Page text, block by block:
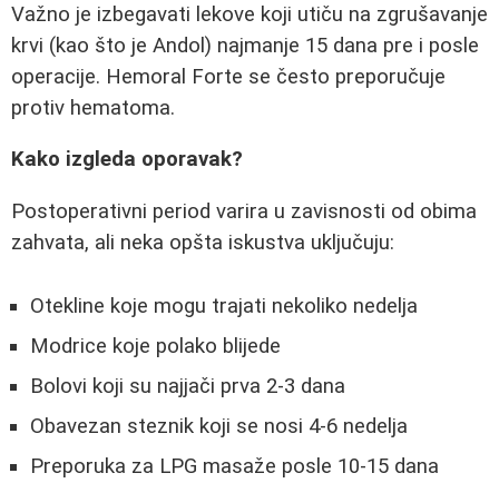
Važno je izbegavati lekove koji utiču na zgrušavanje
krvi (kao što je Andol) najmanje 15 dana pre i posle
operacije. Hemoral Forte se često preporučuje
protiv hematoma.
Kako izgleda oporavak?
Postoperativni period varira u zavisnosti od obima
zahvata, ali neka opšta iskustva uključuju:
Otekline koje mogu trajati nekoliko nedelja
Modrice koje polako blijede
Bolovi koji su najjači prva 2-3 dana
Obavezan steznik koji se nosi 4-6 nedelja
Preporuka za LPG masaže posle 10-15 dana